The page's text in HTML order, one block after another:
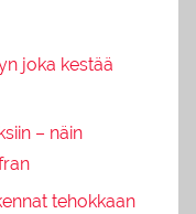
joka kestää
– näin
tehokkaan